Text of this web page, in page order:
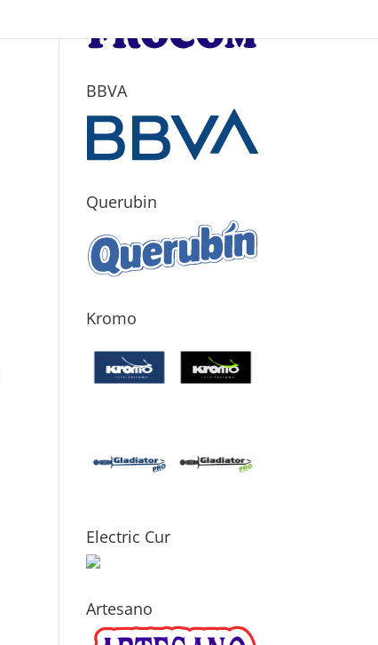
BBVA
Querubin
Kromo
Electric Cur
Artesano